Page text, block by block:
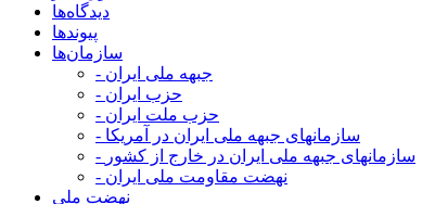
دیدگاه‌ها
پیوندها
سازمان‌ها
- جبهه ملی ایران
- حزب ایران
- حزب ملت ایران
- سازمانهای جبهه ملی ایران در آمریکا
- سازمانهای جبهه ملی ایران در خارج از کشور
- نهضت مقاومت ملی ایران
نهضت ملی